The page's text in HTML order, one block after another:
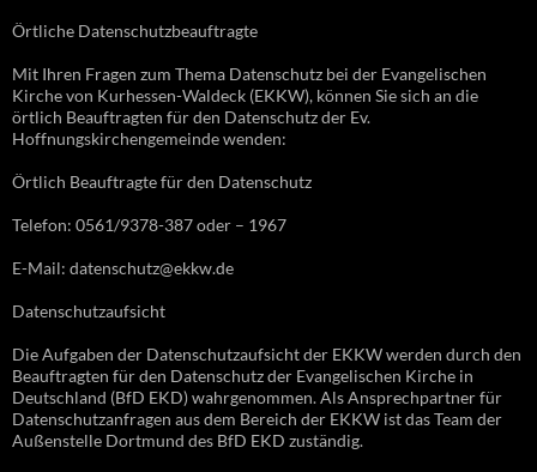
Örtliche Datenschutzbeauftragte
Mit Ihren Fragen zum Thema Datenschutz bei der Evangelischen
Kirche von Kurhessen-Waldeck (EKKW), können Sie sich an die
örtlich Beauftragten für den Datenschutz der Ev.
Hoffnungskirchengemeinde wenden:
Örtlich Beauftragte für den Datenschutz
Telefon: 0561/9378-387 oder – 1967
E-Mail: datenschutz@ekkw.de
Datenschutzaufsicht
Die Aufgaben der Datenschutzaufsicht der EKKW werden durch den
Beauftragten für den Datenschutz der Evangelischen Kirche in
Deutschland (BfD EKD) wahrgenommen. Als Ansprechpartner für
Datenschutzanfragen aus dem Bereich der EKKW ist das Team der
Außenstelle Dortmund des BfD EKD zuständig.